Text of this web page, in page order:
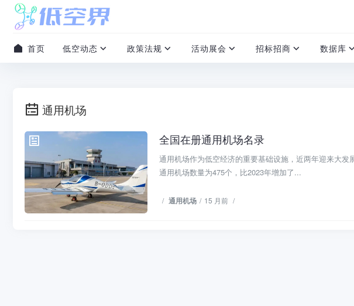
首页 低空动态 政策法规 活动展会 招标招商 数据库
通用机场
通用机场
全国在册通用机场名录
通用机场作为低空经济的重要基础设施，近两年迎来大
通用机场数量为475个，比2023年增加了...
/ 通用机场 / 15 月前 /